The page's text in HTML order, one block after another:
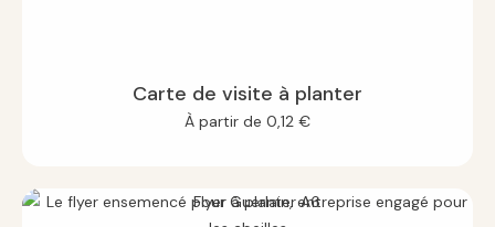
Carte de visite à planter
À partir de 0,12 €